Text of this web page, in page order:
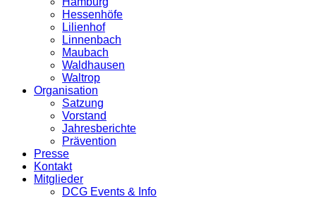
Hessenhöfe
Lilienhof
Linnenbach
Maubach
Waldhausen
Waltrop
Organisation
Satzung
Vorstand
Jahresberichte
Prävention
Presse
Kontakt
Mitglieder
DCG Events & Info